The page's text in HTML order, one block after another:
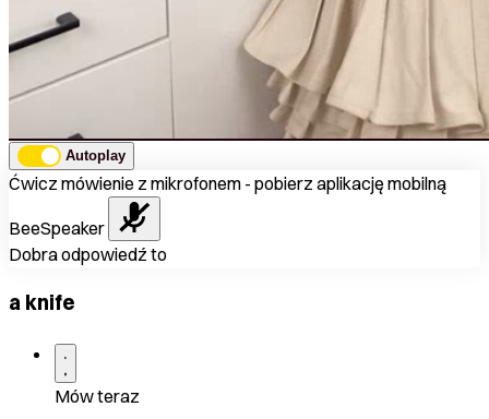
Autoplay
Ćwicz mówienie z mikrofonem - pobierz aplikację mobilną
BeeSpeaker
Dobra odpowiedź to
a knife
Mów teraz